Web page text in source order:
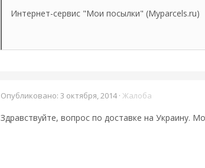
Интернет-сервис "Мои посылки" (Myparcels.ru)
Опубликовано: 3 октября, 2014· Жалоба
Здравствуйте, вопрос по доставке на Украину.